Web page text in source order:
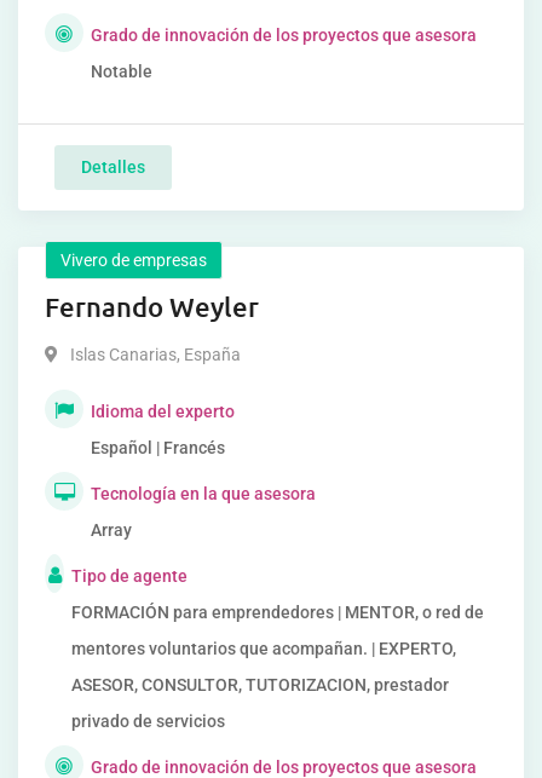
Grado de innovación de los proyectos que asesora
Notable
Detalles
Vivero de empresas
Fernando Weyler
Islas Canarias, España
Idioma del experto
Español | Francés
Tecnología en la que asesora
Array
Tipo de agente
FORMACIÓN para emprendedores | MENTOR, o red de
mentores voluntarios que acompañan. | EXPERTO,
ASESOR, CONSULTOR, TUTORIZACION, prestador
privado de servicios
Grado de innovación de los proyectos que asesora